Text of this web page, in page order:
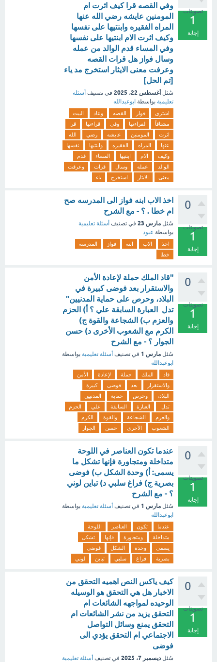
تصويتات
1
إجابة
وفي القصه قرا كيف اثرت ام
المومنين عايشه رضي الله عنها
المراه الفقيره وابنتيها على نفسها
وكيف اثرت الام ابنتيها على نفسها
وفي المساء قدم الوالد من عمله
وسال فواز هل قرات القصه
وعرفت معنى الايثار استخرج مد ياء
[تم الحل]
سُئل أغسطس 22، 2025 في تصنيف أسئلة
تعليمية بواسطة ابوعبدالله
اشترى فواز القصه وعاد
البيت
مشتاقاً
لقراءتها وفي قراءتها
قرا
اثرت
المومنين عايشه رضي
الله
عنها
المراه الفقيره وابنتيها
نفسها
وكيف
الام ابنتيها المساء
قدم
الوالد
عمله وسال قرات
وعرفت
معنى
الايثار استخرج ياء
0
تصويتات
1
إجابة
اخذ الاب ابنه فواز الى المدرسه صح
ام خطا . ؟ - مع الشرح
سُئل مارس 23 في تصنيف أسئلة تعليمية
بواسطة عبود
اخذ الاب ابنه فواز
المدرسه
خطا
0
تصويتات
1
إجابة
"قاد الملك حملة لإعادة الأمن
والاستقرار بعد فوضى كبيرة في
البلاد، وحرص على حماية المدنيين"
تدل العبارة السابقة علي ؟ أ) الحزم
والعزم ب) الشجاعة والقوة ج)
الكرم مع الشعوب الأخرى د) حسن
الجوار ؟ - مع الشرح
سُئل مارس 1 في تصنيف أسئلة تعليمية بواسطة
ابوعبدالله
قاد الملك حملة لإعادة
الأمن
والاستقرار
بعد فوضى
كبيرة
البلاد،
وحرص حماية
المدنيين
تدل
العبارة السابقة علي
الحزم
والعزم
الشجاعة والقوة
الكرم
الشعوب
الأخرى حسن الجوار
0
تصويتات
1
إجابة
عندما تكون العناصر في اللوحة
متداخلة ومتجاورة فإنها تشكل ما
يسمى: أ) وحدة الشكل ب) فوضى
بصرية ج) فراغ سلبي د) تباين لوني
؟ - مع الشرح
سُئل مارس 1 في تصنيف أسئلة تعليمية بواسطة
ابوعبدالله
عندما تكون العناصر
اللوحة
متداخلة
ومتجاورة فإنها
تشكل
يسمى
وحدة الشكل
فوضى
بصرية
فراغ سلبي تباين لوني
0
تصويتات
1
إجابة
كيف ياكس النص اهميه التحقق من
الاخبار هل هي التحقق هو الوسيله
الوحيده لمواجهه الشائعات ام
التحقق يزيد من نشر الشائعات ام
التحقق يمنع وسائل التواصل
الاجتماعي ام التحقق يؤدي الى
فوضى
سُئل ديسمبر 7، 2025 في تصنيف أسئلة تعليمية